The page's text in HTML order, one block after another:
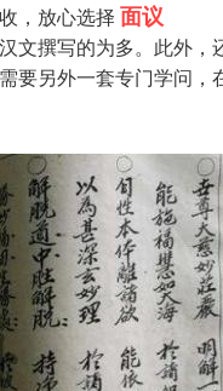
，放心选择 面议
撰写的为多。此外，
要另外一套专门学问